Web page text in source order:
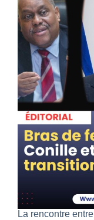
La rencontre